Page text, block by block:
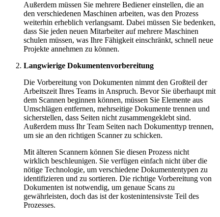
Außerdem müssen Sie mehrere Bediener einstellen, die an
den verschiedenen Maschinen arbeiten, was den Prozess
weiterhin erheblich verlangsamt. Dabei müssen Sie bedenken,
dass Sie jeden neuen Mitarbeiter auf mehrere Maschinen
schulen müssen, was Ihre Fähigkeit einschränkt, schnell neue
Projekte annehmen zu können.
Langwierige Dokumentenvorbereitung
Die Vorbereitung von Dokumenten nimmt den Großteil der
Arbeitszeit Ihres Teams in Anspruch. Bevor Sie überhaupt mit
dem Scannen beginnen können, müssen Sie Elemente aus
Umschlägen entfernen, mehrseitige Dokumente trennen und
sicherstellen, dass Seiten nicht zusammengeklebt sind.
Außerdem muss Ihr Team Seiten nach Dokumenttyp trennen,
um sie an den richtigen Scanner zu schicken.
Mit älteren Scannern können Sie diesen Prozess nicht
wirklich beschleunigen. Sie verfügen einfach nicht über die
nötige Technologie, um verschiedene Dokumententypen zu
identifizieren und zu sortieren. Die richtige Vorbereitung von
Dokumenten ist notwendig, um genaue Scans zu
gewährleisten, doch das ist der kostenintensivste Teil des
Prozesses.